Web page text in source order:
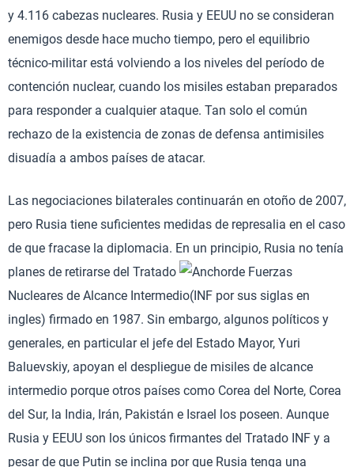
y 4.116 cabezas nucleares. Rusia y EEUU no se consideran
enemigos desde hace mucho tiempo, pero el equilibrio
técnico-militar está volviendo a los niveles del período de
contención nuclear, cuando los misiles estaban preparados
para responder a cualquier ataque. Tan solo el común
rechazo de la existencia de zonas de defensa antimisiles
disuadía a ambos países de atacar.
Las negociaciones bilaterales continuarán en otoño de 2007,
pero Rusia tiene suficientes medidas de represalia en el caso
de que fracase la diplomacia. En un principio, Rusia no tenía
planes de retirarse del Tratado
de Fuerzas
Nucleares de Alcance Intermedio(INF por sus siglas en
ingles) firmado en 1987. Sin embargo, algunos políticos y
generales, en particular el jefe del Estado Mayor, Yuri
Baluevskiy, apoyan el despliegue de misiles de alcance
intermedio porque otros países como Corea del Norte, Corea
del Sur, la India, Irán, Pakistán e Israel los poseen. Aunque
Rusia y EEUU son los únicos firmantes del Tratado INF y a
pesar de que Putin se inclina por que Rusia tenga una